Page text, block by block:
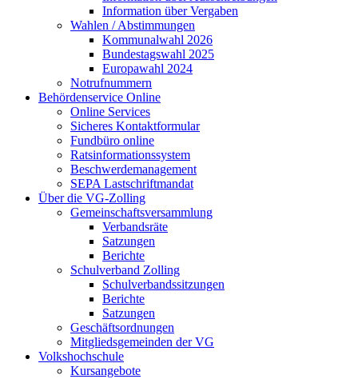
Information über Vergaben
Wahlen / Abstimmungen
Kommunalwahl 2026
Bundestagswahl 2025
Europawahl 2024
Notrufnummern
Behördenservice Online
Online Services
Sicheres Kontaktformular
Fundbüro online
Ratsinformationssystem
Beschwerdemanagement
SEPA Lastschriftmandat
Über die VG-Zolling
Gemeinschaftsversammlung
Verbandsräte
Satzungen
Berichte
Schulverband Zolling
Schulverbandssitzungen
Berichte
Satzungen
Geschäftsordnungen
Mitgliedsgemeinden der VG
Volkshochschule
Kursangebote